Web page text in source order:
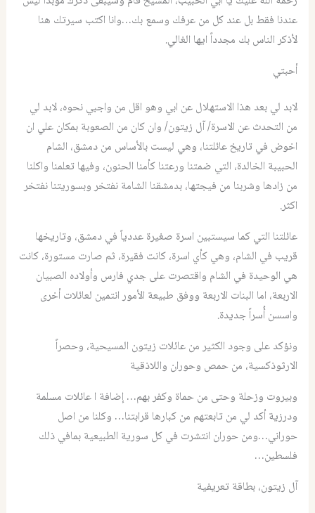
عندنا فقط بل عند كل من عرفك وسمع بك…وانا اكتب سيرتك هنا
لأذكر الناس بك مجدداً ايها الغالي.
أحبتي
لابد لي بعد هذا الاستهلال عن ابي وهو اقل من واجبي نحوه، لابد لي
من التحدث عن الاسرة/ آل زيتون/ وان كان من الصعوبة بمكان علي ان
اخوض في تاريخ عائلتنا، وهي ليست بالأساس من دمشق، الشام
الحبيبة الخالدة، التي ضمتنا ورعتنا كأمنا الحنون، وفيها تعلمنا واكلنا
من زادها وشربنا من فيجتها، بدمشقنا الشامة نفتخر وبسوريتنا نفتخر
اكثر.
عائلتنا التي كما سيستبين اسرة صغيرة عددياً في دمشق، وتاريخها
قريب في الشام، وهي كأي اسرة، كانت فقيرة، ثم صارت مستورة، كانت
هي الوحيدة في الشام واقتصرت على جدي فارس وأولاده الصبيان
الاربعة، اما البنات الاربعة ووفق طبيعة الأمور انتمين لعائلات أخرى
واسسن أُسراً جديدة.
ونؤكد على وجود الكثير من عائلات زيتون المسيحية، وحصراً
الارثوذكسية، من حمص وحوران واللاذقية
وبيروت وزحلة وحتى من حماة وكفر بهم… إضافة ا عائلات مسلمة
ودرزية أكد لي من تابعتهم من كبارها قرابتنا… وكلنا من اصل
حوراني…ومن حوران انتشرت في كل سورية الطبيعية بمافي ذلك
فلسطين…
آل زيتون، بطاقة تعريفية